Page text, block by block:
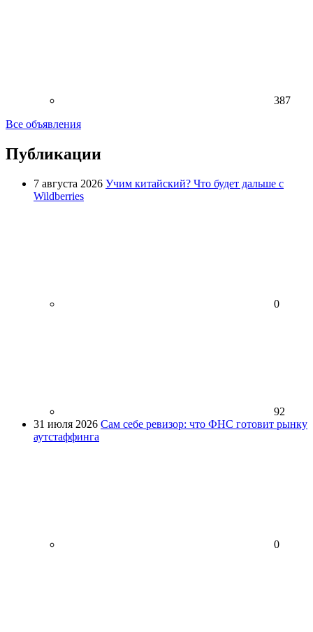
387
Все объявления
Публикации
7 августа 2026 Учим китайский? Что будет дальше с
Wildberries
0
92
31 июля 2026 Сам себе ревизор: что ФНС готовит рынку
аутстаффинга
0